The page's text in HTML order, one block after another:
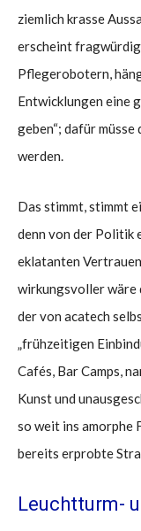
ziemlich krasse
erscheint
Pflegerobotern,
Entwicklungen eine
geben“; dafür
werden.
Das stimmt, stimmt
denn von der Politik
eklatanten
wirkungsvoller wäre
der von acatech
„frühzeitigen
Cafés, Bar Camps,
Kunst und
so weit ins amorphe
bereits erprobte
Leuchtturm-